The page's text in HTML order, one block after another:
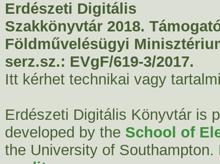
Erdészeti Digitális
Szakkönyvtár 2018.
Földművelésügyi
serz.sz.: EVgF/619-3/2017.
Itt kérhet technikai vagy
Erdészeti Digitális Könyvtár is
developed by the School of
the University of Southampton.